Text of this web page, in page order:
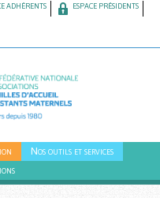
ADHÉRENTS ESPACE PRÉSIDENTS
Nos outils et services